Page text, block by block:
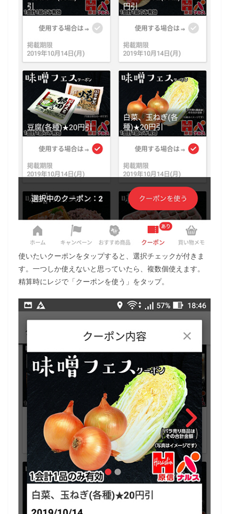
使いたいクーポンをタップすると、選択チェックが付きま
す。一つしか使えないと思っていたら、複数個使えます。
精算時にレジで「クーポンを使う」をタップ。